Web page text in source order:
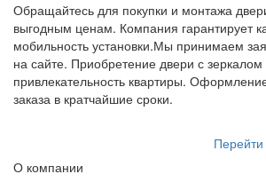
Обращайтесь для покупки и монтажа
выгодным ценам. Компания гарантирует
мобильность установки.Мы принимаем
на сайте. Приобретение двери с
привлекательность квартиры.
заказа в кратчайшие сроки.
Перейти
О компании